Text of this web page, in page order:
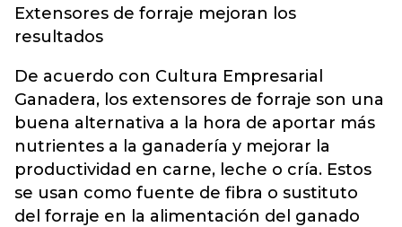
Extensores de forraje mejoran los
resultados
De acuerdo con Cultura Empresarial
Ganadera, los extensores de forraje son una
buena alternativa a la hora de aportar más
nutrientes a la ganadería y mejorar la
productividad en carne, leche o cría. Estos
se usan como fuente de fibra o sustituto
del forraje en la alimentación del ganado